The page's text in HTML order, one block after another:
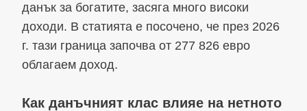
данък за богатите, засяга много високи
доходи. В статията е посочено, че през 2026
г. тази граница започва от 277 826 евро
облагаем доход.
Как данъчният клас влияе на нетното